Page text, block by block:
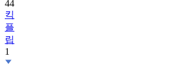
플
립
1
45
앤